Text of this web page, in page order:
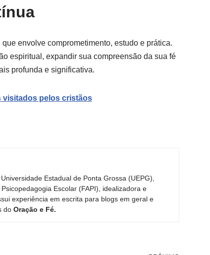
envolve comprometimento, estudo e prática.
espiritual, expandir sua compreensão da sua fé
profunda e significativa.
visitados pelos cristãos
Estadual de Ponta Grossa (UEPG),
Escolar (FAPI), idealizadora e
experiência em escrita para blogs em geral e
do Oração e Fé.